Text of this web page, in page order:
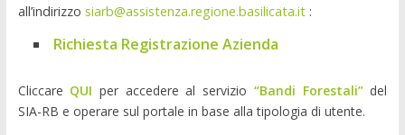
all’indirizzo siarb@assistenza.regione.basilicata.it:
Richiesta Registrazione Azienda
Cliccare QUI per accedere al servizio “Bandi Forestali”del
SIA-RB e operare sul portale in base alla tipologia di utente.